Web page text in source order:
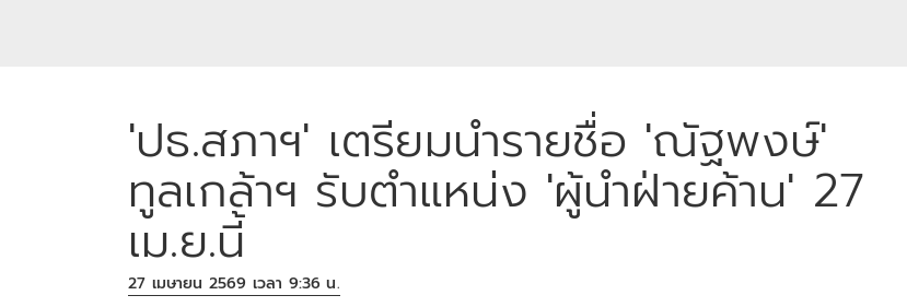
'ปธ.สภาฯ' เตรียมนำรายชื่อ 'ณัฐพงษ์'
ทูลเกล้าฯ รับตำแหน่ง 'ผู้นำฝ่ายค้าน' 27
เม.ย.นี้
27 เมษายน 2569 เวลา 9:36 น.